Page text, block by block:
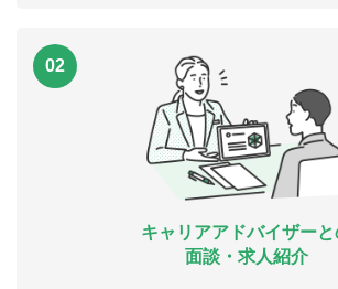
02
キャリアアドバイザーと
面談・求人紹介